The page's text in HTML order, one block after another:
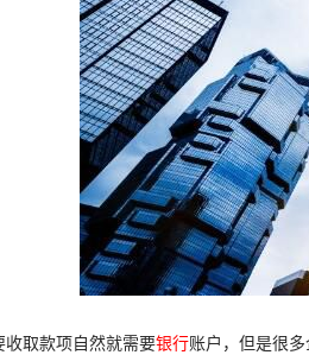
收取款项自然就需要银行账户，但是很